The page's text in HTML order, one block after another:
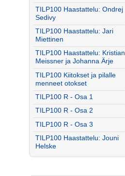
TILP100 Haastattelu: Ondrej
Sedivy
TILP100 Haastattelu: Jari
Miettinen
TILP100 Haastattelu: Kristian
Meissner ja Johanna Ärje
TILP100 Kiitokset ja pilalle
menneet otokset
TILP100 R - Osa 1
TILP100 R - Osa 2
TILP100 R - Osa 3
TILP100 Haastattelu: Jouni
Helske